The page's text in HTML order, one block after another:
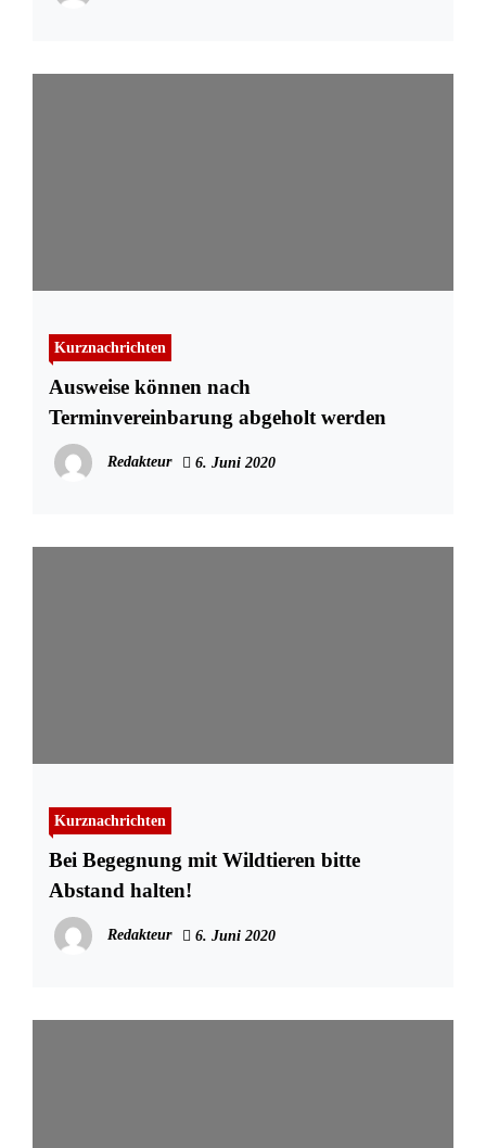
Kurznachrichten
Ausweise können nach
Terminvereinbarung abgeholt werden
Redakteur 6. Juni 2020
Kurznachrichten
Bei Begegnung mit Wildtieren bitte
Abstand halten!
Redakteur 6. Juni 2020